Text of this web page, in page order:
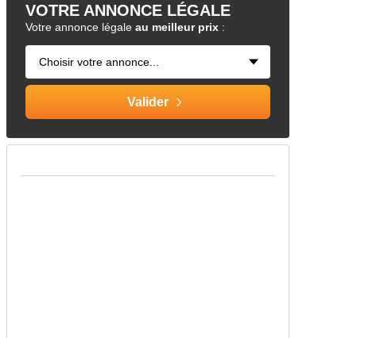
VOTRE ANNONCE LÉGALE
Votre annonce légale au meilleur prix :